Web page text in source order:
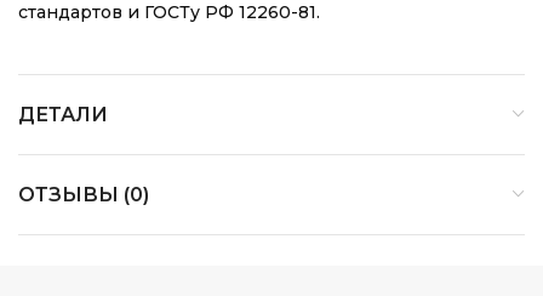
стандартов и ГОСТу РФ 12260-81.
ДЕТАЛИ
ОТЗЫВЫ (0)